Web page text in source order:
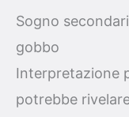
Sogno
gobbo
Interpretazione
potrebbe